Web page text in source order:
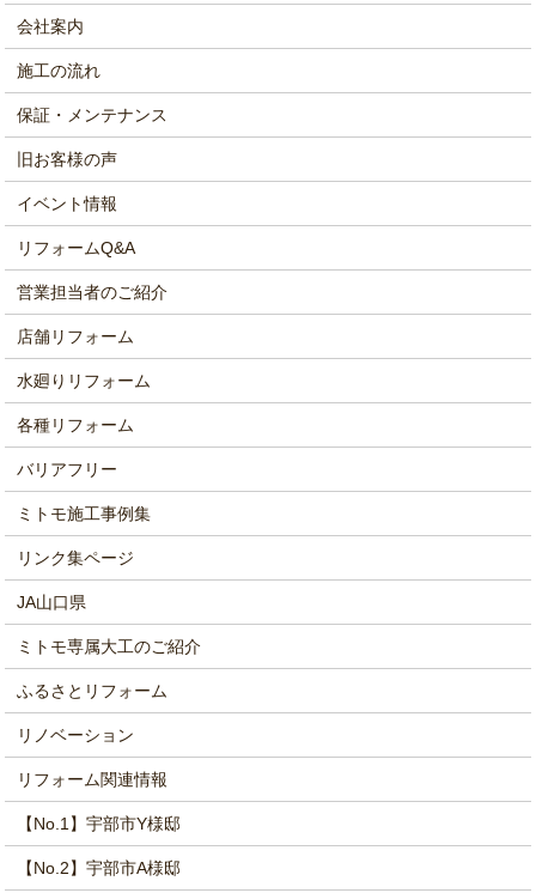
会社案内
施工の流れ
保証・メンテナンス
旧お客様の声
イベント情報
リフォームQ&A
営業担当者のご紹介
店舗リフォーム
水廻りリフォーム
各種リフォーム
バリアフリー
ミトモ施工事例集
リンク集ページ
JA山口県
ミトモ専属大工のご紹介
ふるさとリフォーム
リノベーション
リフォーム関連情報
【No.1】宇部市Y様邸
【No.2】宇部市A様邸